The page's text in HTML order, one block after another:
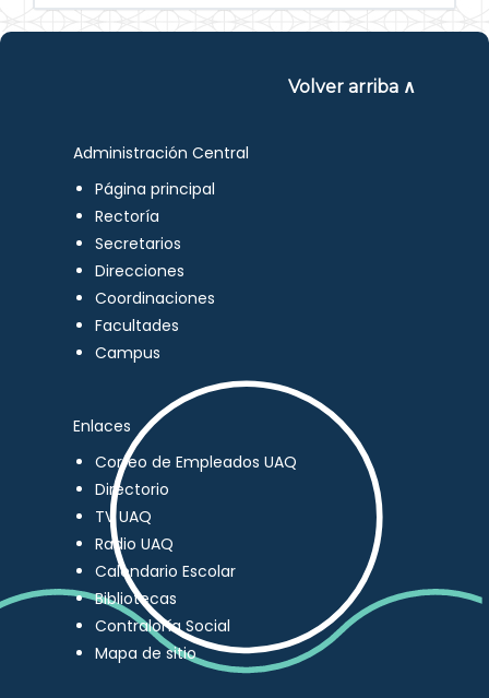
Volver arriba ∧
Administración Central
Página principal
Rectoría
Secretarios
Direcciones
Coordinaciones
Facultades
Campus
Enlaces
Correo de Empleados UAQ
Directorio
TV UAQ
Radio UAQ
Calendario Escolar
Bibliotecas
Contraloría Social
Mapa de sitio